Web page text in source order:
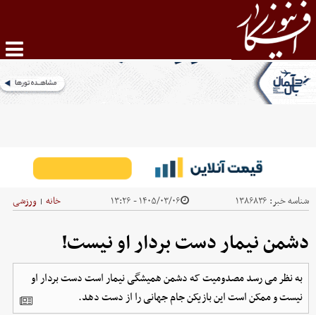
شناسه خبر: ۱۳۸۶۸۳۶ ۱۴۰۵/۰۳/۰۶ - ۱۳:۲۶ خانه | ورزشی
دشمن نیمار دست بردار او نیست!
به نظر می رسد مصدومیت که دشمن همیشگی نیمار است دست بردار او
نیست و ممکن است این بازیکن جام جهانی را از دست دهد.